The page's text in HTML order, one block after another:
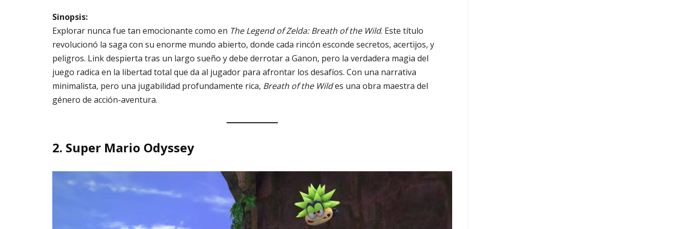
Sinopsis:
Explorar nunca fue tan emocionante como en The Legend of Zelda: Breath of the Wild. Este título
revolucionó la saga con su enorme mundo abierto, donde cada rincón esconde secretos, acertijos, y
peligros. Link despierta tras un largo sueño y debe derrotar a Ganon, pero la verdadera magia del
juego radica en la libertad total que da al jugador para afrontar los desafíos. Con una narrativa
minimalista, pero una jugabilidad profundamente rica, Breath of the Wildes una obra maestra del
género de acción-aventura.
2. Super Mario Odyssey